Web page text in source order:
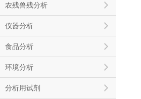
农残兽残分析
仪器分析
食品分析
环境分析
分析用试剂